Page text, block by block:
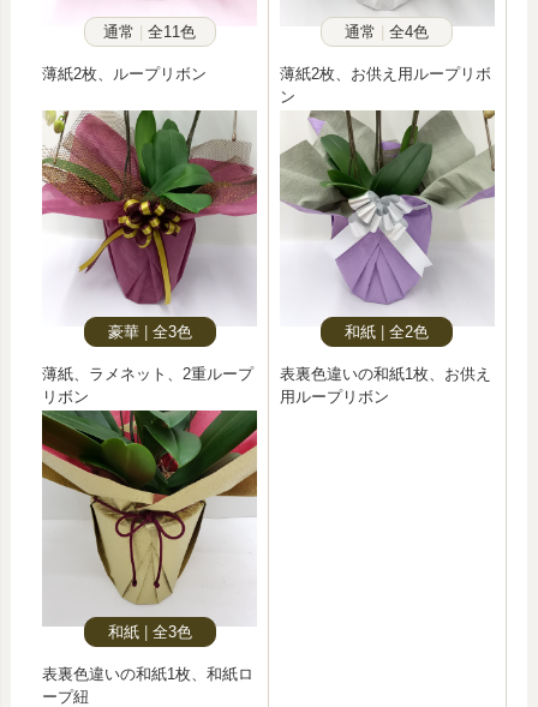
通常 全11色
薄紙2枚、ループリボン
豪華 全3色
薄紙、ラメネット、2重ループ
リボン
和紙 全3色
表裏色違いの和紙1枚、和紙ロ
ープ紐
通常 全4色
薄紙2枚、お供え用ループリボ
ン
和紙 全2色
表裏色違いの和紙1枚、お供え
用ループリボン